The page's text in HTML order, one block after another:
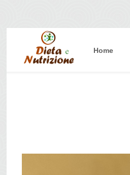
Home